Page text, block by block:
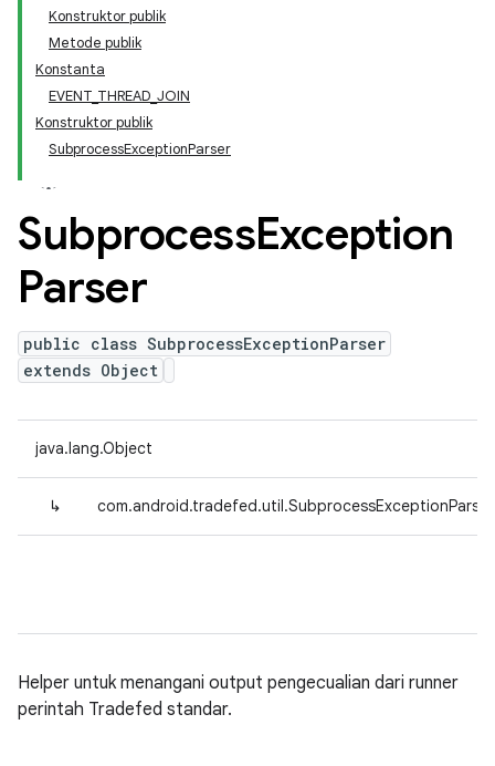
Konstruktor publik
Metode publik
Konstanta
EVENT_THREAD_JOIN
Konstruktor publik
SubprocessExceptionParser
SubprocessException
Parser
public class SubprocessExceptionParser
extends Object
java.lang.Object
↳ com.android.tradefed.util.SubprocessExceptionParser
Helper untuk menangani output pengecualian dari runner
perintah Tradefed standar.